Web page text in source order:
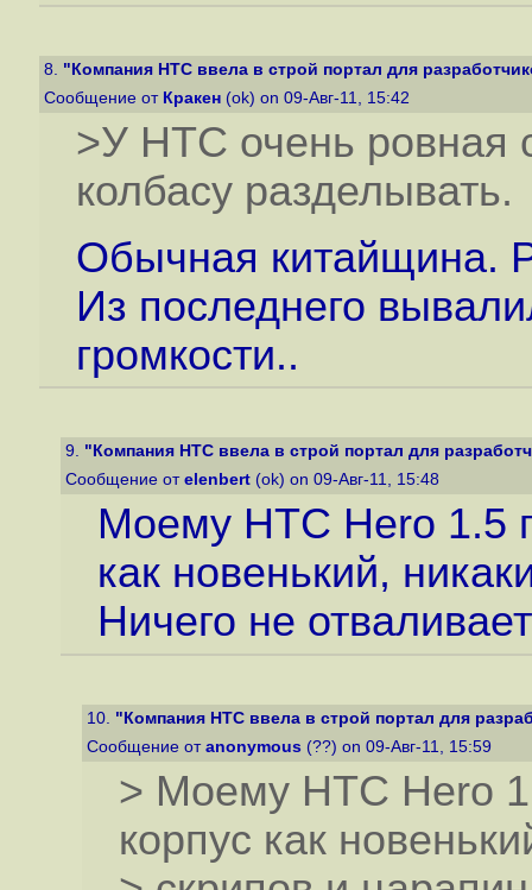
8. "Компания HTC ввела в строй портал для
Сообщение от Кракен (ok) on 09-Авг-11, 15:42
>У HTC очень ровная
колбасу разделывать.
Обычная китайщина.
Из последнего
громкости..
9. "Компания HTC ввела в строй портал для
Сообщение от elenbert (ok) on 09-Авг-11, 15:48
Моему HTC Hero 1.5
как новенький,
Ничего не
10. "Компания HTC ввела в строй портал для
Сообщение от anonymous (??) on 09-Авг-11, 15:59
> Моему HTC Hero
корпус как